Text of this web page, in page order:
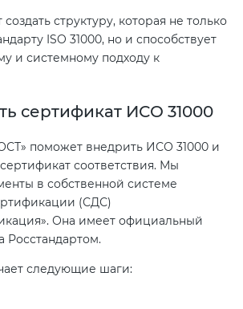
структуру, которая не только
ISO 31000, но и способствует
и системному подходу к
сертификат ИСО 31000
поможет внедрить ИСО 31000 и
соответствия. Мы
в собственной системе
(СДС)
Она имеет официальный
Росстандартом.
следующие шаги: